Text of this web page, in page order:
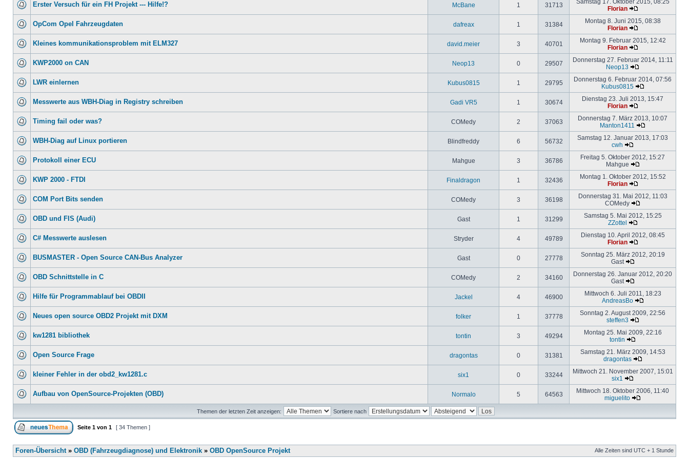
Erster Versuch für ein FH Projekt --- Hilfe!? McBane 1 31713
Florian
OpCom Opel Fahrzeugdaten dafreax 1 31384
Montag 8. Juni 2015, 08:38
Florian
Kleines kommunikationsproblem mit ELM327 david.meier 3 40701
Montag 9. Februar 2015, 12:42
Florian
KWP2000 on CAN Neop13 0 29507
Donnerstag 27. Februar 2014, 11:11
Neop13
LWR einlernen Kubus0815 1 29795
Donnerstag 6. Februar 2014, 07:56
Kubus0815
Messwerte aus WBH-Diag in Registry schreiben Gadi VR5 1 30674
Dienstag 23. Juli 2013, 15:47
Florian
Timing fail oder was? COMedy 2 37063
Donnerstag 7. März 2013, 10:07
Manton1411
WBH-Diag auf Linux portieren Blindfreddy 6 56732
Samstag 12. Januar 2013, 17:03
cwh
Protokoll einer ECU Mahgue 3 36786
Freitag 5. Oktober 2012, 15:27
Mahgue
KWP 2000 - FTDI Finaldragon 1 32436
Montag 1. Oktober 2012, 15:52
Florian
COM Port Bits senden COMedy 3 36198
Donnerstag 31. Mai 2012, 11:03
COMedy
OBD und FIS (Audi) Gast 1 31299
Samstag 5. Mai 2012, 15:25
ZZottel
C# Messwerte auslesen Stryder 4 49789
Dienstag 10. April 2012, 08:45
Florian
BUSMASTER - Open Source CAN-Bus Analyzer Gast 0 27778
Sonntag 25. März 2012, 20:19
Gast
OBD Schnittstelle in C COMedy 2 34160
Donnerstag 26. Januar 2012, 20:20
Gast
Hilfe für Programmablauf bei OBDII Jackel 4 46900
Mittwoch 6. Juli 2011, 18:23
AndreasBo
Neues open source OBD2 Projekt mit DXM folker 1 37778
Sonntag 2. August 2009, 22:56
steffen3
kw1281 bibliothek tontin 3 49294
Montag 25. Mai 2009, 22:16
tontin
Open Source Frage dragontas 0 31381
Samstag 21. März 2009, 14:53
dragontas
kleiner Fehler in der obd2_kw1281.c six1 0 33244
Mittwoch 21. November 2007, 15:01
six1
Aufbau von OpenSource-Projekten (OBD) Normalo 5 64563
Mittwoch 18. Oktober 2006, 11:40
miguelito
Themen der letzten Zeit anzeigen: Sortiere nach
Seite 1 von 1 [ 34 Themen ]
Foren-Übersicht» OBD (Fahrzeugdiagnose) und Elektronik » OBD OpenSource Projekt Alle Zeiten sind UTC + 1 Stunde